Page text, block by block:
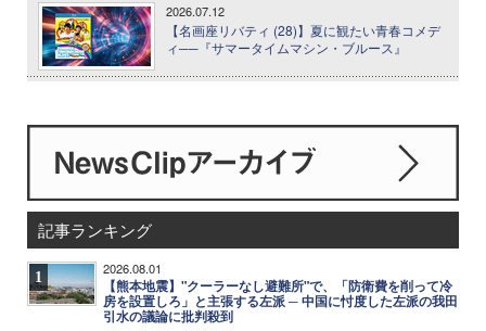
2026.07.12
【名画座リバティ (28)】夏に観たい青春コメデ
ィ──『サマータイムマシン・ブルース』
記事ランキング
1 2026.08.01
【熊本地震】"クーラーなし避難所"で、「防衛費を削って冷
房を設置しろ」と主張する左派 ─ 中国に忖度した左派の我田
引水の議論に批判殺到